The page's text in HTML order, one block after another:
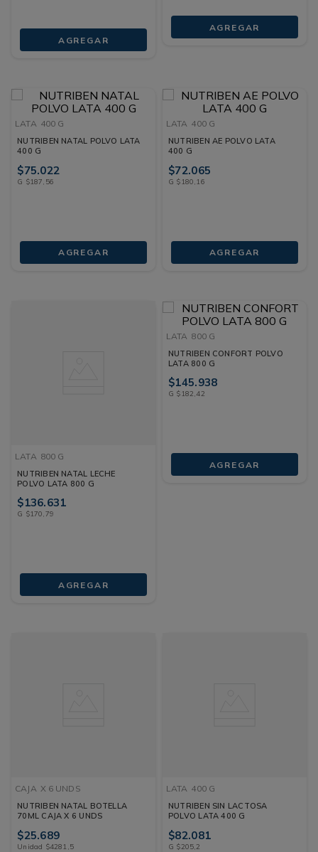
AGREGAR
AGREGAR
LATA 400 G
NUTRIBEN NATAL POLVO LATA
400 G
$75.022
G $187, 56
AGREGAR
LATA 400 G
NUTRIBEN AE POLVO LATA
400 G
$72.065
G $180,16
AGREGAR
LATA 800 G
NUTRIBEN NATAL LECHE
POLVO LATA 800 G
$136.631
G $170,79
AGREGAR
LATA 800 G
NUTRIBEN CONFORT POLVO
LATA 800 G
$145.938
G $182,42
AGREGAR
CAJA X 6 UNDS
NUTRIBEN NATAL BOTELLA
70ML CAJA X 6 UNDS
$25.689
Unidad $4281 5
LATA 400 G
NUTRIBEN SIN LACTOSA
POLVO LATA 400 G
$82.081
G $205 2